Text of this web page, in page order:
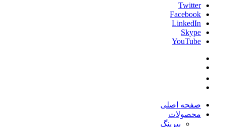
Twitter
Facebook
LinkedIn
Skype
YouTube
صفحه اصلی
محصولات
بیرینگ